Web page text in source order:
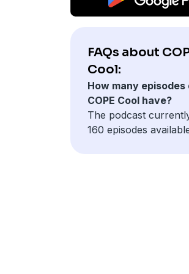
FAQs about
Cool:
How many episodes
COPE Cool have?
The podcast
160 episodes